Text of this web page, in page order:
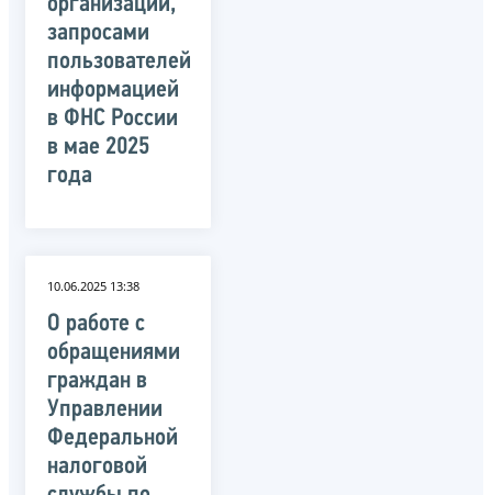
организаций,
запросами
пользователей
информацией
в ФНС России
в мае 2025
года
10.06.2025 13:38
О работе с
обращениями
граждан в
Управлении
Федеральной
налоговой